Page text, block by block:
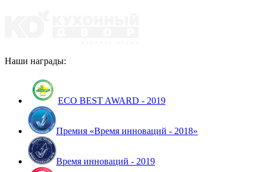
Наши награды:
ECO BEST AWARD - 2019
Премия «Время инноваций - 2018»
Время инноваций - 2019